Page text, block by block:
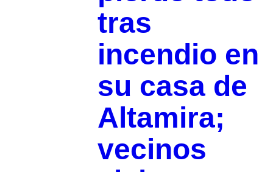
tras
incendio en
su casa de
Altamira;
vecinos